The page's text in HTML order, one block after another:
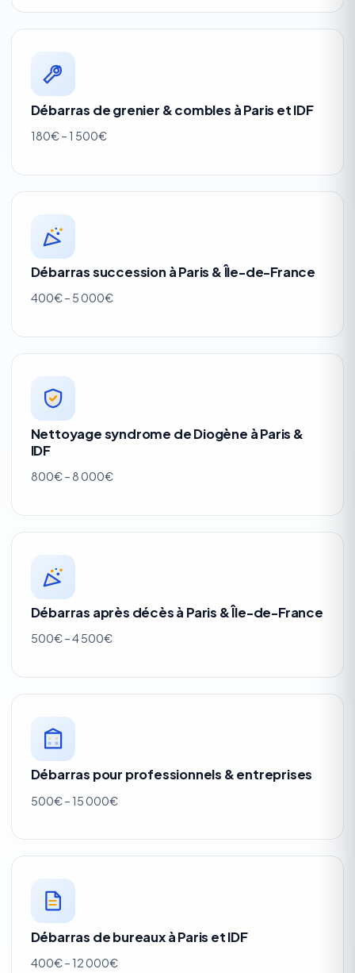
Débarras de grenier & combles à Paris et IDF
180€ – 1 500€
Débarras succession à Paris & Île-de-France
400€ – 5 000€
Nettoyage syndrome de Diogène à Paris &
IDF
800€ – 8 000€
Débarras après décès à Paris & Île-de-France
500€ – 4 500€
Débarras pour professionnels & entreprises
500€ – 15 000€
Débarras de bureaux à Paris et IDF
400€ – 12 000€